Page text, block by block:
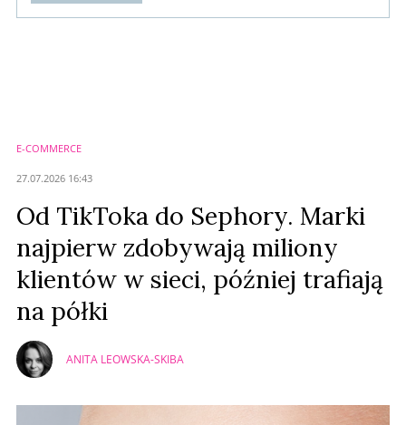
E-COMMERCE
27.07.2026 16:43
Od TikToka do Sephory. Marki
najpierw zdobywają miliony
klientów w sieci, później trafiają
na półki
ANITA LEOWSKA-SKIBA